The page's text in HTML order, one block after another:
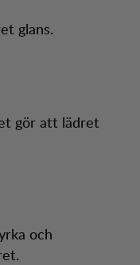
glans.
gör att lädret
och